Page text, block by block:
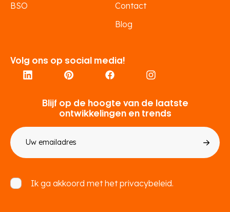
Volg ons op social media!
BSO
Contact
Blog
Blijf op de hoogte van de laatste
ontwikkelingen en trends
mailadres
Ik ga akkoord met hetprivacybeleid.